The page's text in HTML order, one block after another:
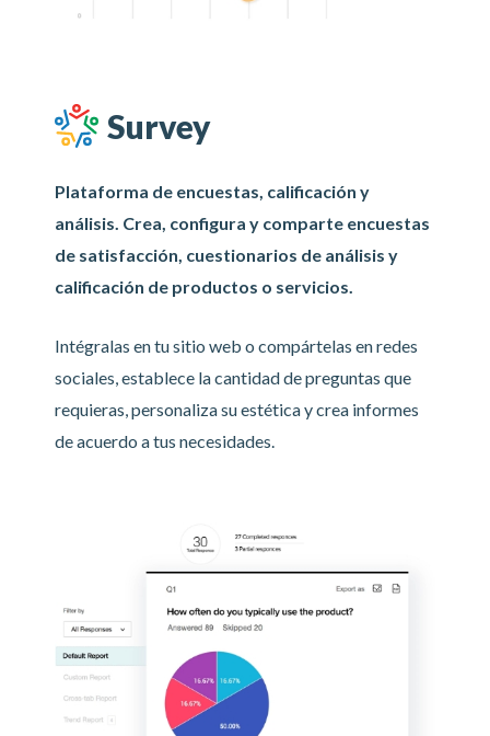
Survey
Plataforma de encuestas, calificación y
análisis. Crea, configura y comparte encuestas
de satisfacción, cuestionarios de análisis y
calificación de productos o servicios.
Intégralas en tu sitio web o compártelas en redes
sociales, establece la cantidad de preguntas que
requieras, personaliza su estética y crea informes
de acuerdo a tus necesidades.